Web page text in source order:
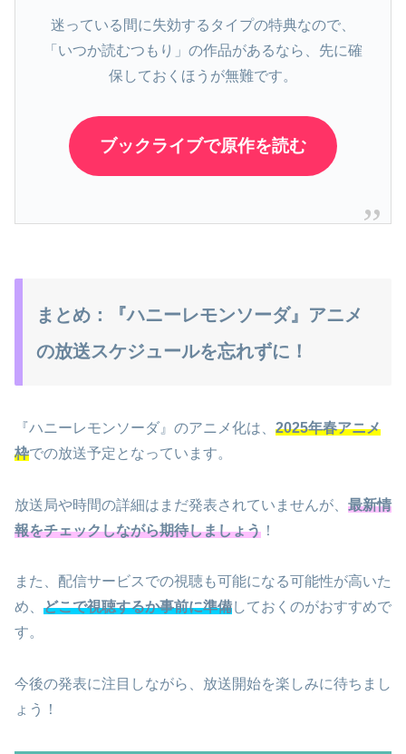
迷っている間に失効するタイプの特典なので、
「いつか読むつもり」の作品があるなら、先に確
保しておくほうが無難です。
ブックライブで原作を読む
まとめ：『ハニーレモンソーダ』アニメ
の放送スケジュールを忘れずに！
『ハニーレモンソーダ』のアニメ化は、 2025年春アニメ
枠での放送予定となっています。
放送局や時間の詳細はまだ発表されていませんが、 最新情
報をチェックしながら期待しましょう ！
また、配信サービスでの視聴も可能になる可能性が高いた
め、 どこで視聴するか事前に準備しておくのがおすすめで
す。
今後の発表に注目しながら、放送開始を楽しみに待ちまし
ょう！